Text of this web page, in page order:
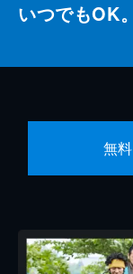
いつでもOK。
無